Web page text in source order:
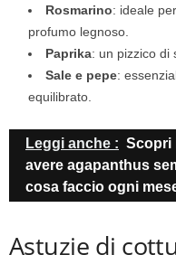
Rosmarino: ideale
profumo legnoso.
Paprika: un pizzico di
Sale e pepe:
equilibrato.
Leggi anche : Scopri
avere agapanthus
cosa faccio ogni
Astuzie di